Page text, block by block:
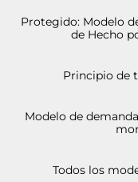
Protegido: Modelo
de Hecho
Principio de
Modelo de
Todos los